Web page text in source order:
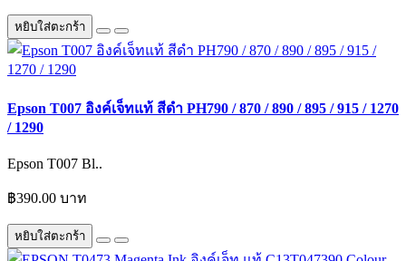
หยิบใส่ตะกร้า
Epson T007 อิงค์เจ็ทแท้ สีดำ PH790 / 870 / 890 / 895 / 915 / 1270
/ 1290
Epson T007 Bl..
฿390.00 บาท
หยิบใส่ตะกร้า